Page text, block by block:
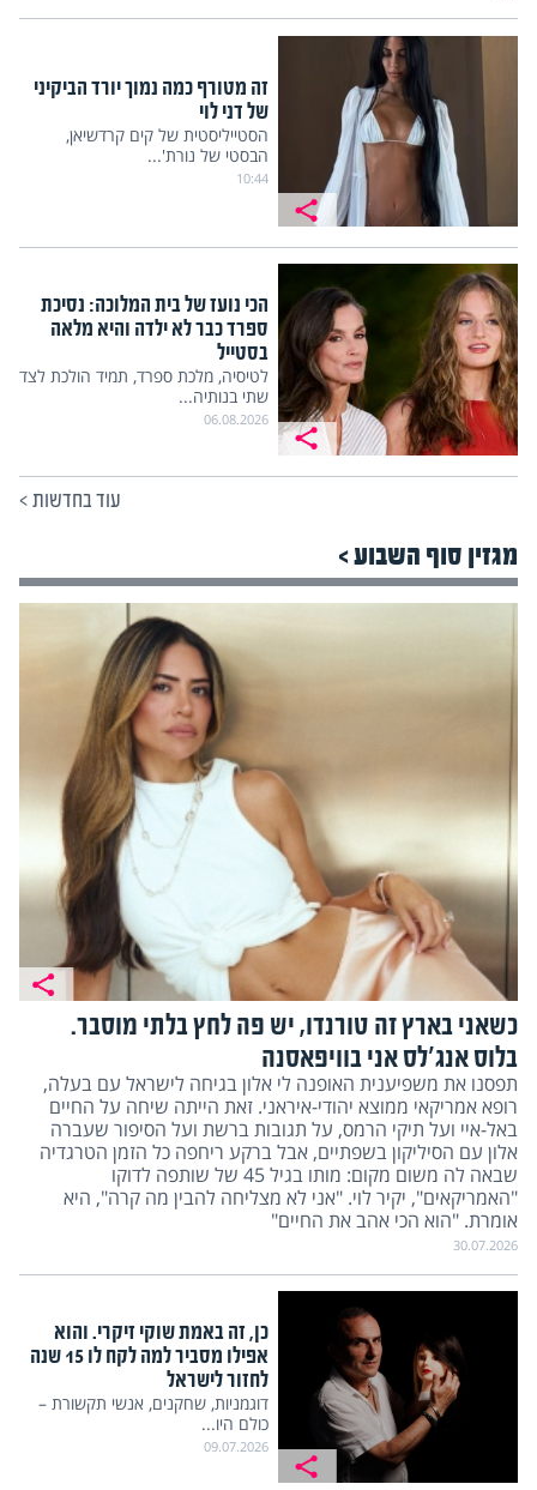
זה מטורף כמה נמוך יורד הביקיני
של דני לוי
הסטייליסטית של קים קרדשיאן,
הבסטי של נורת'...
10:44
הכי נועז של בית המלוכה: נסיכת
ספרד כבר לא ילדה והיא מלאה
בסטייל
לטיסיה, מלכת ספרד, תמיד הולכת לצד
שתי בנותיה...
06.08.2026
עוד בחדשות>
מגזין סוף השבוע >
כשאני בארץ זה טורנדו, יש פה לחץ בלתי מוסבר.
בלוס אנג'לס אני בוויפאסנה
תפסנו את משפיענית האופנה לי אלון בגיחה לישראל עם בעלה,
רופא אמריקאי ממוצא יהודי-איראני. זאת הייתה שיחה על החיים
באל-איי ועל תיקי הרמס, על תגובות ברשת ועל הסיפור שעברה
אלון עם הסיליקון בשפתיים, אבל ברקע ריחפה כל הזמן הטרגדיה
שבאה לה משום מקום: מותו בגיל 45 של שותפה לדוקו
"האמריקאים", יקיר לוי. "אני לא מצליחה להבין מה קרה", היא
אומרת. "הוא הכי אהב את החיים"
30.07.2026
כן, זה באמת שוקי זיקרי. והוא
אפילו מסביר למה לקח לו 15 שנה
לחזור לישראל
דוגמניות, שחקנים, אנשי תקשורת –
כולם היו...
09.07.2026